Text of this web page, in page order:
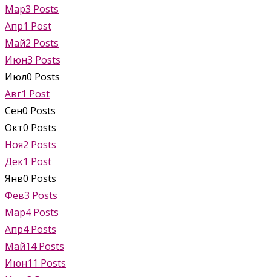
Мар3 Posts
Апр1 Post
Май2 Posts
Июн3 Posts
Июл0 Posts
Авг1 Post
Сен0 Posts
Окт0 Posts
Ноя2 Posts
Дек1 Post
Янв0 Posts
Фев3 Posts
Мар4 Posts
Апр4 Posts
Май14 Posts
Июн11 Posts